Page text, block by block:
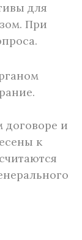
для
При
договоре и
к